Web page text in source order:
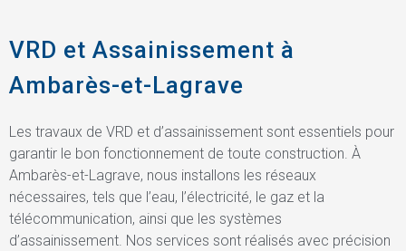
VRD et Assainissement à
Ambarès-et-Lagrave
Les travaux de VRD et d’assainissement sont essentiels pour
garantir le bon fonctionnement de toute construction. À
Ambarès-et-Lagrave, nous installons les réseaux
nécessaires, tels que l’eau, l’électricité, le gaz et la
télécommunication, ainsi que les systèmes
d’assainissement. Nos services sont réalisés avec précision